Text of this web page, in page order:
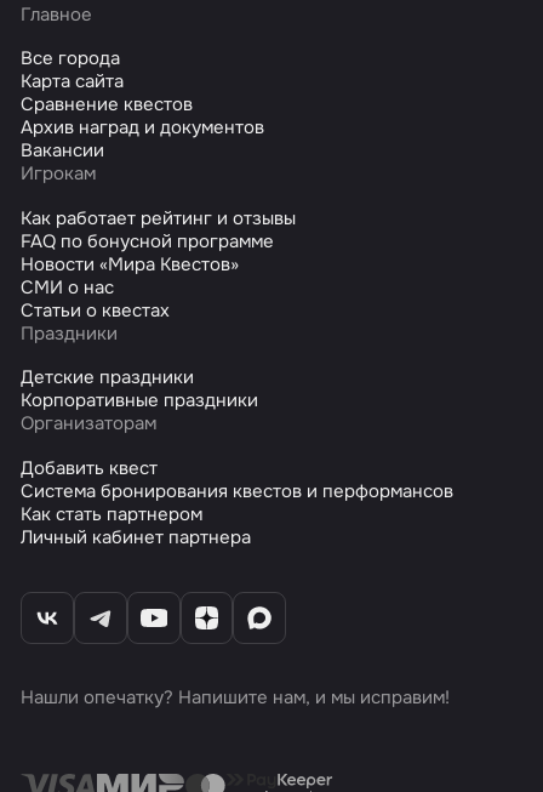
Главное
Все города
Карта сайта
Сравнение квестов
Архив наград и документов
Вакансии
Игрокам
Как работает рейтинг и отзывы
FAQ по бонусной программе
Новости «Мира Квестов»
СМИ о нас
Статьи о квестах
Праздники
Детские праздники
Корпоративные праздники
Организаторам
Добавить квест
Система бронирования квестов и перформансов
Как стать партнером
Личный кабинет партнера
Нашли опечатку? Напишите нам, и мы исправим!